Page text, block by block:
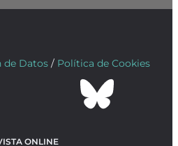
de Datos / Política de Cookies
ONLINE